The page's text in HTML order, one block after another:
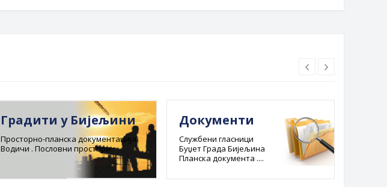
Градити у Бијељини
Просторно-планска документација.
Водичи . Пословни простори
Документи
Службени гласници
Буџет Града Бијељина
Планска документа ....